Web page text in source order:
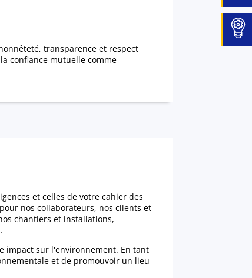
transparence et respect
confiance mutuelle comme
et celles de votre cahier des
nos collaborateurs, nos clients et
chantiers et installations,
impact sur l'environnement. En tant
et de promouvoir un lieu